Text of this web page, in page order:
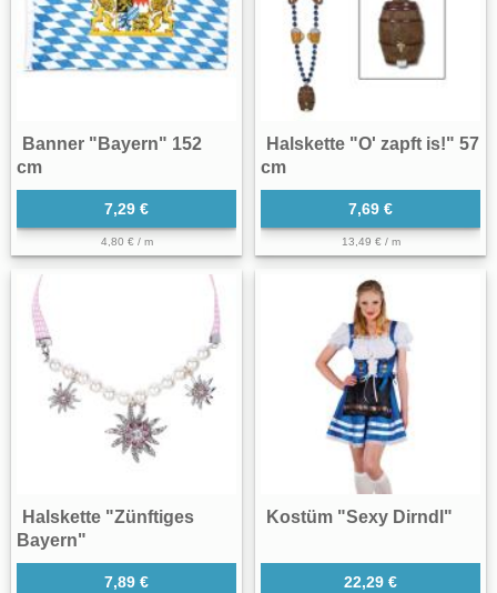
Banner "Bayern" 152
cm
7,29 €
4,80 € / m
Halskette "O' zapft is!" 57
cm
7,69 €
13,49 € / m
Halskette "Zünftiges
Bayern"
7,89 €
Kostüm "Sexy Dirndl"
22,29 €